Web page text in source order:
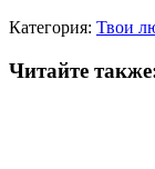
Категория: Твои
Читайте